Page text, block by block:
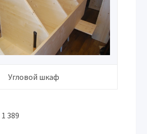
Угловой шкаф
1 389